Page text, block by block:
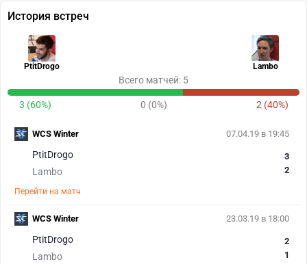
История встреч
PtitDrogo Lambo
Всего матчей: 5
3 (60%) 0 (0%) 2 (40%)
07.04.19 в 19:45
PtitDrogo
Lambo
3
2
Перейти на матч
WCS Winter
23.03.19 в 18:00
PtitDrogo
Lambo
2
1
WCS Winter